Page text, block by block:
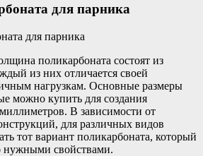
для парника
поликарбоната состоят из
из них отличается своей
нагрузкам. Основные размеры
можно купить для создания
В зависимости от
для различных видов
тот вариант поликарбоната, который
нужными свойствами.